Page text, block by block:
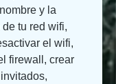
y la
tu red wifi,
el wifi,
firewall, crear